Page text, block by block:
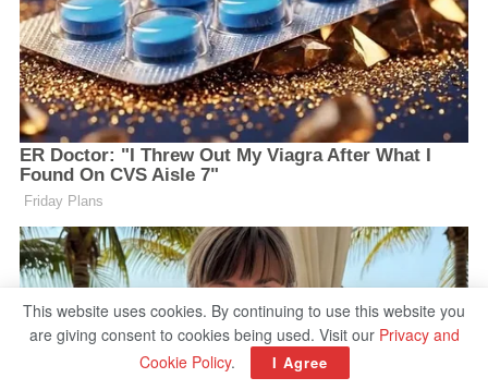
This website uses cookies. By continuing to use this website you
are giving consent to cookies being used. Visit our Privacy and
Cookie Policy. I Agree